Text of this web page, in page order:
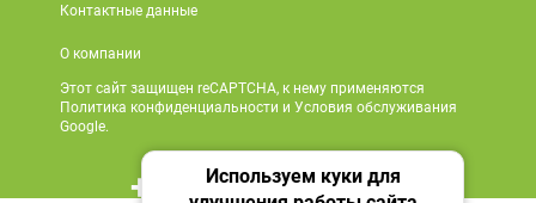
Контактные данные
О компании
Этот сайт защищен reCAPTCHA, к нему применяются
Политика конфиденциальности и Условия обслуживания
Google.
+7 495 419 18 18
Используем куки для